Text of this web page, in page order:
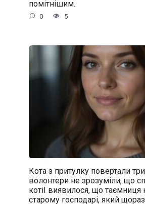
помітнішим.
0 5
Кота з притулку повертали
волонтери не зрозуміли, що
котіІ виявилося, що таємниця
старому господарі, який